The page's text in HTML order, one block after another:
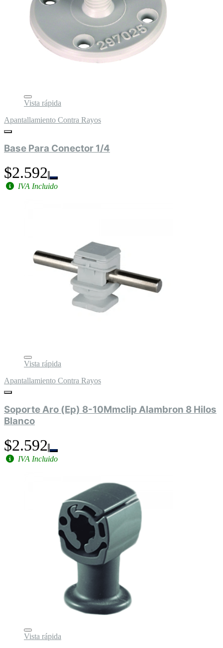
Vista rápida
Apantallamiento Contra Rayos
Base Para Conector 1/4
$2.592
IVA Incluido
Vista rápida
Apantallamiento Contra Rayos
Soporte Aro (Ep) 8-10Mmclip Alambron 8 Hilos
Blanco
$2.592
IVA Incluido
Vista rápida